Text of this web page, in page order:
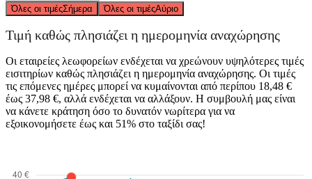
Όλες οι τιμέςΣήμερα Όλες οι τιμέςΑύριο
Τιμή καθώς πλησιάζει η ημερομηνία αναχώρησης
Οι εταιρείες λεωφορείων ενδέχεται να χρεώνουν υψηλότερες τιμές
εισιτηρίων καθώς πλησιάζει η ημερομηνία αναχώρησης. Οι τιμές
τις επόμενες ημέρες μπορεί να κυμαίνονται από περίπου 18,48 €
έως 37,98 €, αλλά ενδέχεται να αλλάξουν. Η συμβουλή μας είναι
να κάνετε κράτηση όσο το δυνατόν νωρίτερα για να
εξοικονομήσετε έως και 51% στο ταξίδι σας!